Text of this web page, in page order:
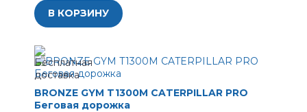
В КОРЗИНУ
BRONZE GYM T1300M CATERPILLAR PRO
Беговая дорожка